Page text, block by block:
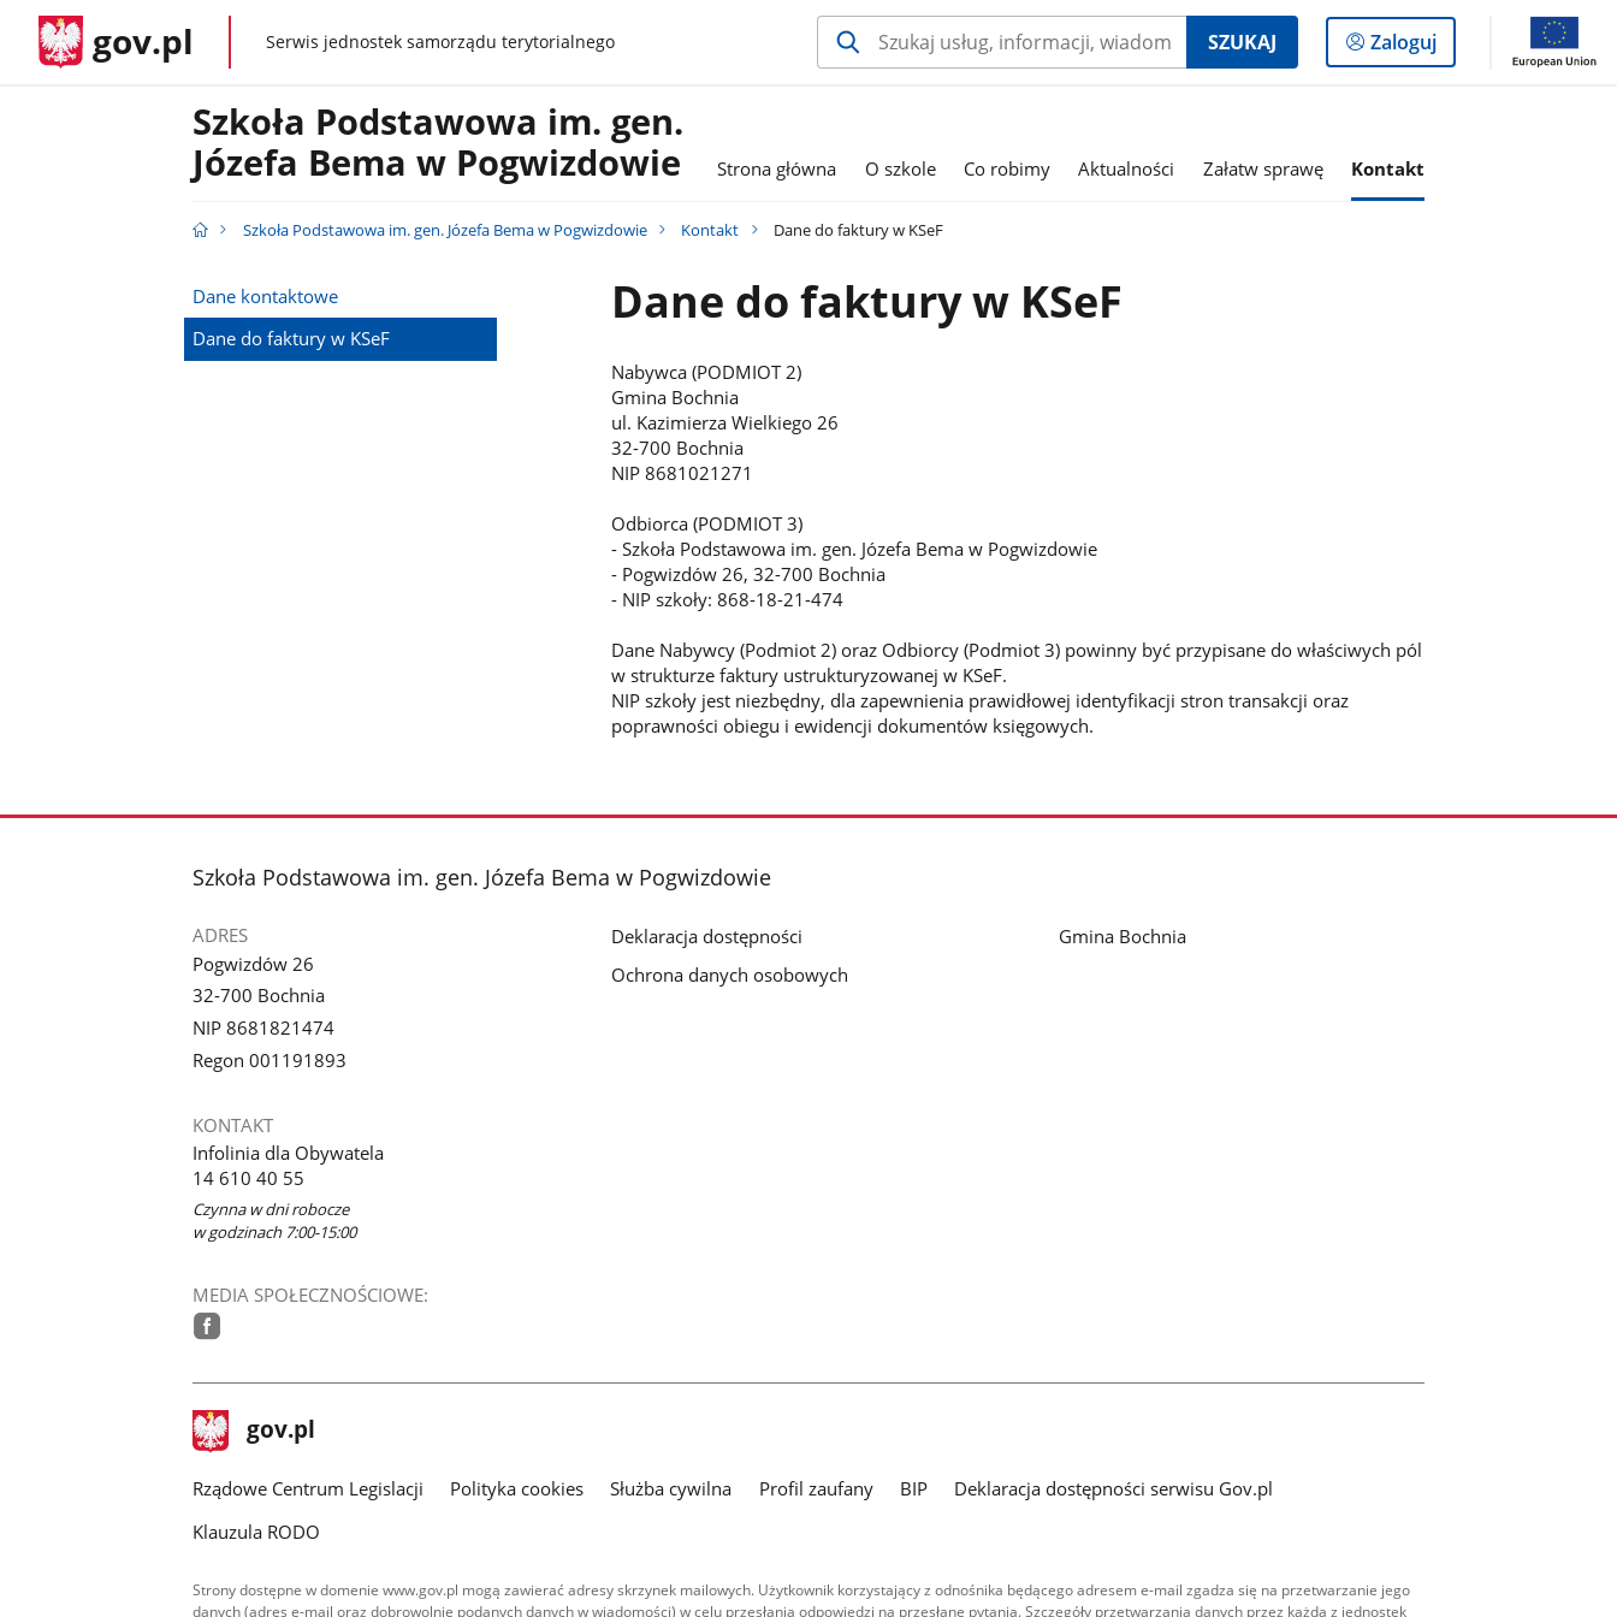
gov.pl gov.plSerwis jednostek samorządu terytorialnego SZUKAJ
Logowanie
do
Zaloguj
Szkoła Podstawowa im. gen.
Józefa Bema w Pogwizdowie
Strona główna O szkole Co robimy Aktualności Załatw sprawę Kontakt
Szkoła Podstawowa im. gen. Józefa Bema w Pogwizdowie Kontakt Dane do faktury w KSeF
Dane kontaktowe
Dane do faktury w KSeF
Dane do faktury w KSeF
Nabywca (PODMIOT 2)
Gmina Bochnia
ul. Kazimierza Wielkiego 26
32-700 Bochnia
NIP 8681021271
Odbiorca (PODMIOT 3)
- Szkoła Podstawowa im. gen. Józefa Bema w Pogwizdowie
- Pogwizdów 26, 32-700 Bochnia
- NIP szkoły: 868-18-21-474
Dane Nabywcy (Podmiot 2) oraz Odbiorcy (Podmiot 3) powinny być przypisane do właściwych pól
w strukturze faktury ustrukturyzowanej w KSeF.
NIP szkoły jest niezbędny, dla zapewnienia prawidłowej identyfikacji stron transakcji oraz
poprawności obiegu i ewidencji dokumentów księgowych.
stopka
Szkoła Podstawowa im. gen. Józefa Bema w Pogwizdowie
ADRES
Pogwizdów 26
32-700 Bochnia
NIP 8681821474
Regon 001191893
KONTAKT
Infolinia dla Obywatela
14 610 40 55
Czynna w dni robocze
w godzinach 7:00-15:00
MEDIA SPOŁECZNOŚCIOWE:
Deklaracja dostępności
Ochrona danych osobowych
Gmina Bochnia
stopka
gov.pl Strona
gov.pl
Rządowe Centrum Legislacji Polityka cookies Służba cywilna Profil zaufany BIP
Deklaracja dostępności serwisu Gov.pl
Klauzula RODO
Strony dostępne w domenie www.gov.pl mogą zawierać adresy skrzynek mailowych. Użytkownik korzystający z odnośnika będącego adresem e-mail zgadza się na przetwarzanie jego
danych (adres e-mail oraz dobrowolnie podanych danych w wiadomości) w celu przesłania odpowiedzi na przesłane pytania. Szczegóły przetwarzania danych przez każdą z jednostek